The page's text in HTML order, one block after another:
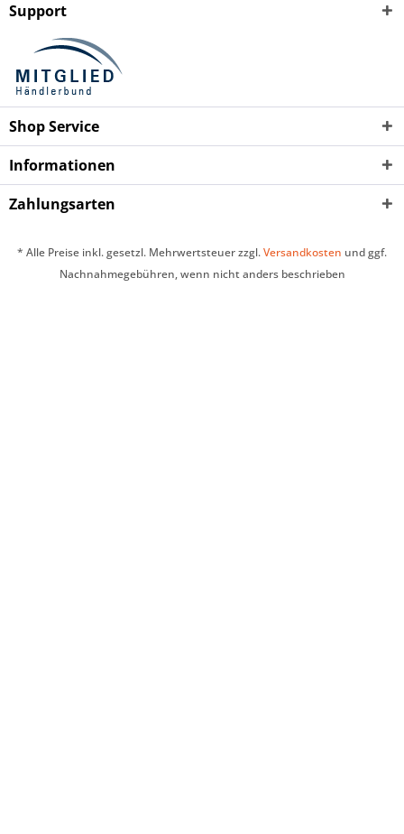
Support
Shop Service
Informationen
Zahlungsarten
* Alle Preise inkl. gesetzl. Mehrwertsteuer zzgl.Versandkosten und ggf.
Nachnahmegebühren, wenn nicht anders beschrieben